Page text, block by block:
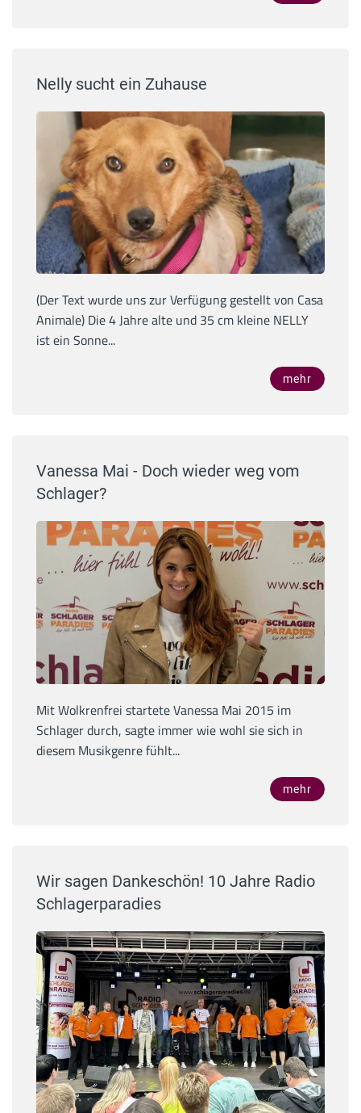
Nelly sucht ein Zuhause
(Der Text wurde uns zur Verfügung gestellt von Casa
Animale) Die 4 Jahre alte und 35 cm kleine NELLY
ist ein Sonne...
mehr
Vanessa Mai - Doch wieder weg vom
Schlager?
Mit Wolkrenfrei startete Vanessa Mai 2015 im
Schlager durch, sagte immer wie wohl sie sich in
diesem Musikgenre fühlt...
mehr
Wir sagen Dankeschön! 10 Jahre Radio
Schlagerparadies